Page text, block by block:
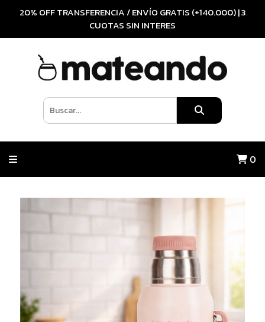
20% OFF TRANSFERENCIA / ENVÍO GRATIS (+140.000) | 3
CUOTAS SIN INTERES
0